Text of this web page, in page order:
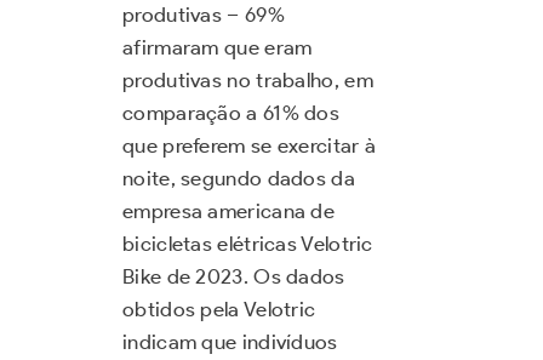
produtivas – 69%
afirmaram que eram
produtivas no trabalho, em
comparação a 61% dos
que preferem se exercitar à
noite, segundo dados da
empresa americana de
bicicletas elétricas Velotric
Bike de 2023. Os dados
obtidos pela Velotric
indicam que indivíduos